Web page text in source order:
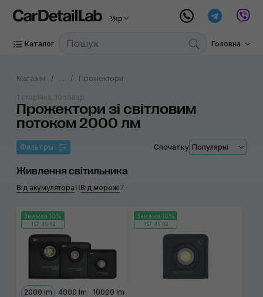
Укр
Каталог Головна
Магазин ... Прожектори
Прожектори зі світловим
потоком 2000 лм
1 сторінка, 10 товар
Фильтры Спочатку Популярні
Живлення світильника
Від акумулятора11Від мережі7
Знижка 10%
157:45:02
2000 lm 4000 lm 10000 lm
Знижка 10%
157:45:02